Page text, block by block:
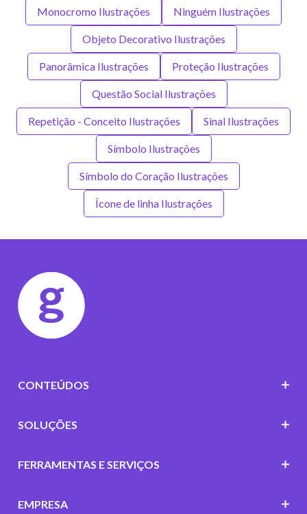
Monocromo Ilustrações Ninguém Ilustrações
Objeto Decorativo Ilustrações
Panorâmica Ilustrações Proteção Ilustrações
Questão Social Ilustrações
Repetição - Conceito Ilustrações Sinal Ilustrações
Símbolo Ilustrações
Símbolo do Coração Ilustrações
Ícone de linha Ilustrações
CONTEÚDOS
SOLUÇÕES
FERRAMENTAS E SERVIÇOS
EMPRESA